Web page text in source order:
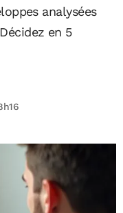
analysées
en 5